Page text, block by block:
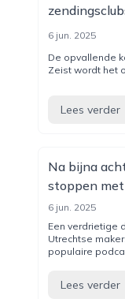
6 jun. 2025
De opvallende
Zeist wordt het
Lees verder
Na bijna
stoppen
6 jun. 2025
Een verdrietige
Utrechtse
populaire
Lees verder